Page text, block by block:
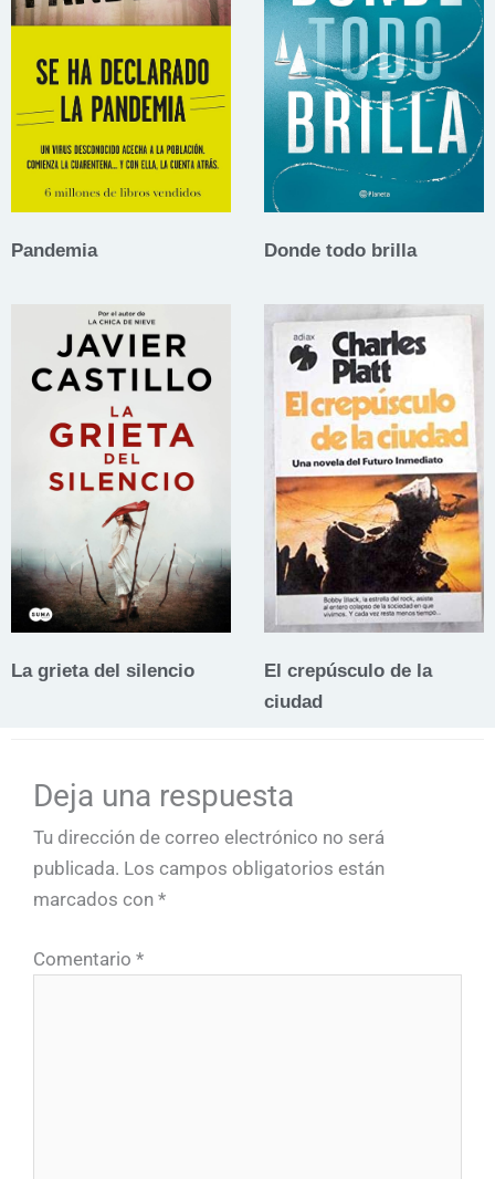
Pandemia Donde todo brilla
La grieta del silencio
El crepúsculo de la
ciudad
Deja una respuesta
Tu dirección de correo electrónico no será
publicada. Los campos obligatorios están
marcados con *
Comentario *